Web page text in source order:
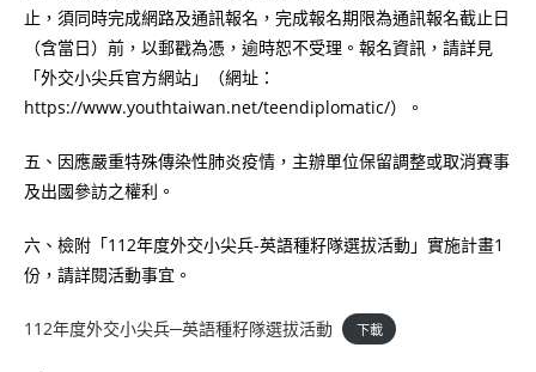
止，須同時完成網路及通訊報名，完成報名期限為通訊報名截止日
（含當日）前，以郵戳為憑，逾時恕不受理。報名資訊，請詳見
「外交小尖兵官方網站」（網址：
https://www.youthtaiwan.net/teendiplomatic/）。
五、因應嚴重特殊傳染性肺炎疫情，主辦單位保留調整或取消賽事
及出國參訪之權利。
六、檢附「112年度外交小尖兵-英語種籽隊選拔活動」實施計畫1
份，請詳閱活動事宜。
112年度外交小尖兵─英語種籽隊選拔活動 下載